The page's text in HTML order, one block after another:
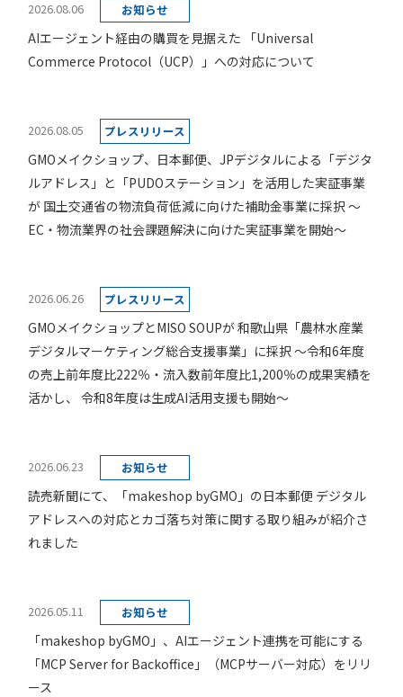
2026.08.06 お知らせ
AIエージェント経由の購買を見据えた 「Universal
Commerce Protocol（UCP）」への対応について
2026.08.05 プレスリリース
GMOメイクショップ、日本郵便、JPデジタルによる「デジタ
ルアドレス」と「PUDOステーション」を活用した実証事業
が 国土交通省の物流負荷低減に向けた補助金事業に採択 ～
EC・物流業界の社会課題解決に向けた実証事業を開始～
2026.06.26 プレスリリース
GMOメイクショップとMISO SOUPが 和歌山県「農林水産業
デジタルマーケティング総合支援事業」に採択 ～令和6年度
の売上前年度比222％・流入数前年度比1,200％の成果実績を
活かし、 令和8年度は生成AI活用支援も開始～
2026.06.23 お知らせ
読売新聞にて、「makeshop byGMO」の日本郵便 デジタル
アドレスへの対応とカゴ落ち対策に関する取り組みが紹介さ
れました
2026.05.11 お知らせ
「makeshop byGMO」、AIエージェント連携を可能にする
「MCP Server for Backoffice」（MCPサーバー対応）をリリ
ース